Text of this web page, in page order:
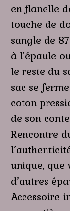
en flanelle
touche de
sangle de
à l’épaule
le reste du
sac se
coton
de son
Rencontre
unique, que
d’autres
Accessoire